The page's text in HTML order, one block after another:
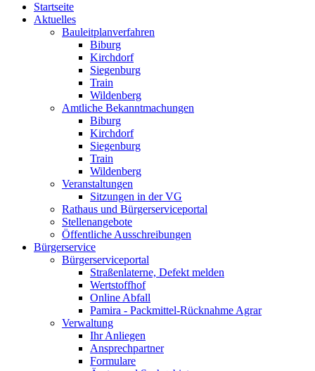
Startseite
Aktuelles
Bauleitplanverfahren
Biburg
Kirchdorf
Siegenburg
Train
Wildenberg
Amtliche Bekanntmachungen
Biburg
Kirchdorf
Siegenburg
Train
Wildenberg
Veranstaltungen
Sitzungen in der VG
Rathaus und Bürgerserviceportal
Stellenangebote
Öffentliche Ausschreibungen
Bürgerservice
Bürgerserviceportal
Straßenlaterne, Defekt melden
Wertstoffhof
Online Abfall
Pamira - Packmittel-Rücknahme Agrar
Verwaltung
Ihr Anliegen
Ansprechpartner
Formulare